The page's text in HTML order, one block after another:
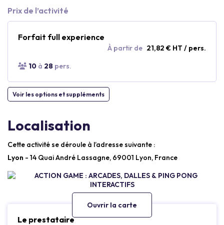
Prix de l’activité
Forfait full experience
À partir de 21,82 € HT / pers.
10 à 28 pers.
Voir les options et suppléments
Localisation
Cette activité se déroule à l’adresse suivante :
Lyon - 14 Quai André Lassagne, 69001 Lyon, France
Ouvrir la carte
Le prestataire